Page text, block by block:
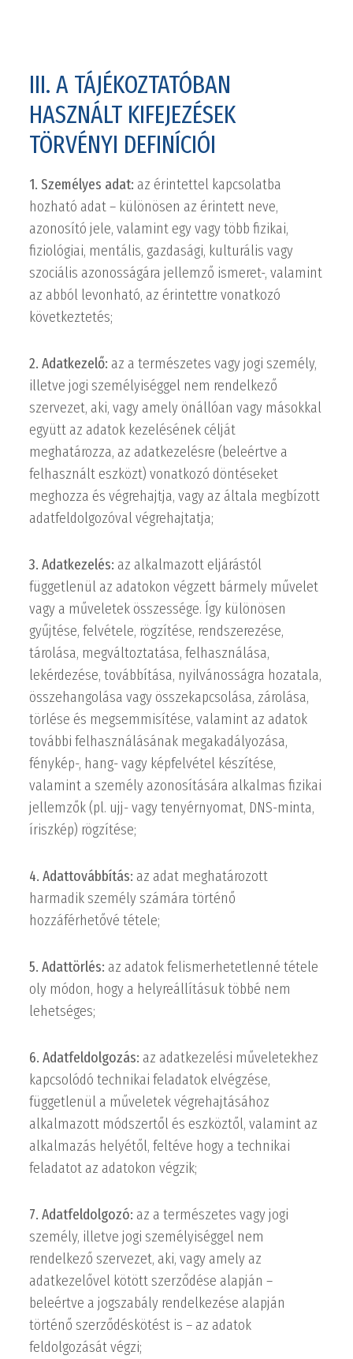
III. A TÁJÉKOZTATÓBAN
HASZNÁLT KIFEJEZÉSEK
TÖRVÉNYI DEFINÍCIÓI
1. Személyes adat: az érintettel kapcsolatba
hozható adat – különösen az érintett neve,
azonosító jele, valamint egy vagy több fizikai,
fiziológiai, mentális, gazdasági, kulturális vagy
szociális azonosságára jellemző ismeret-, valamint
az abból levonható, az érintettre vonatkozó
következtetés;
2. Adatkezelő: az a természetes vagy jogi személy,
illetve jogi személyiséggel nem rendelkező
szervezet, aki, vagy amely önállóan vagy másokkal
együtt az adatok kezelésének célját
meghatározza, az adatkezelésre (beleértve a
felhasznált eszközt) vonatkozó döntéseket
meghozza és végrehajtja, vagy az általa megbízott
adatfeldolgozóval végrehajtatja;
3. Adatkezelés: az alkalmazott eljárástól
függetlenül az adatokon végzett bármely művelet
vagy a műveletek összessége. Így különösen
gyűjtése, felvétele, rögzítése, rendszerezése,
tárolása, megváltoztatása, felhasználása,
lekérdezése, továbbítása, nyilvánosságra hozatala,
összehangolása vagy összekapcsolása, zárolása,
törlése és megsemmisítése, valamint az adatok
további felhasználásának megakadályozása,
fénykép-, hang- vagy képfelvétel készítése,
valamint a személy azonosítására alkalmas fizikai
jellemzők (pl. ujj- vagy tenyérnyomat, DNS-minta,
íriszkép) rögzítése;
4. Adattovábbítás: az adat meghatározott
harmadik személy számára történő
hozzáférhetővé tétele;
5. Adattörlés: az adatok felismerhetetlenné tétele
oly módon, hogy a helyreállításuk többé nem
lehetséges;
6. Adatfeldolgozás: az adatkezelési műveletekhez
kapcsolódó technikai feladatok elvégzése,
függetlenül a műveletek végrehajtásához
alkalmazott módszertől és eszköztől, valamint az
alkalmazás helyétől, feltéve hogy a technikai
feladatot az adatokon végzik;
7. Adatfeldolgozó: az a természetes vagy jogi
személy, illetve jogi személyiséggel nem
rendelkező szervezet, aki, vagy amely az
adatkezelővel kötött szerződése alapján –
beleértve a jogszabály rendelkezése alapján
történő szerződéskötést is – az adatok
feldolgozását végzi;